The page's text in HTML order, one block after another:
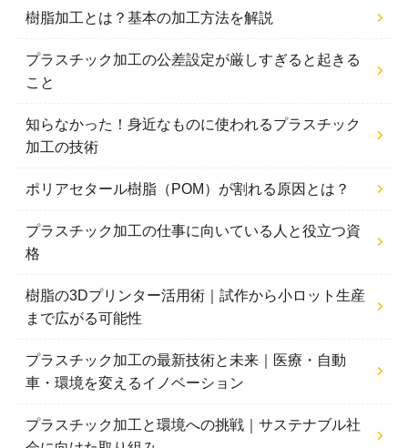
樹脂加工とは？基本の加工方法を解説
プラスチック加工の公差設定が厳しすぎると起きる
こと
知らなかった！身近なものに使われるプラスチック
加工の技術
ポリアセタール樹脂（POM）が割れる原因とは？
プラスチック加工の仕事に向いている人と役立つ資
格
樹脂の3Dプリンター活用術｜試作から小ロット生産
まで広がる可能性
プラスチック加工の最新技術と未来｜医療・自動
車・環境を変えるイノベーション
プラスチック加工と環境への挑戦｜サステナブル社